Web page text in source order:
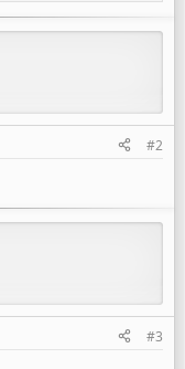
#2
#3